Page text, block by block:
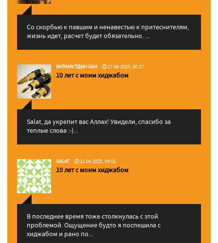
Со скорбью к павшим и ненавестью к притеснителям,
жизнь идет, расчет будет обязательно. ...
ИКРАМУТДИН ХАН 17.04.2025, 00:27
10 лет с моим хиджабом
Salat, да укрепит вас Аллаx! Увидели, спасибо за
теплые слова :-)...
SALAT 11.04.2025, 09:02
10 лет с моим хиджабом
В последнее время тоже столкнулась с этой
проблемой. Ощущение будто я поспешила с
хиджабом и рано по...